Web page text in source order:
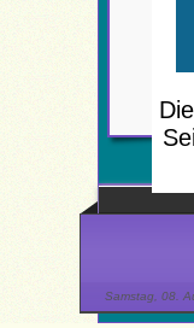
Samstag, 08.